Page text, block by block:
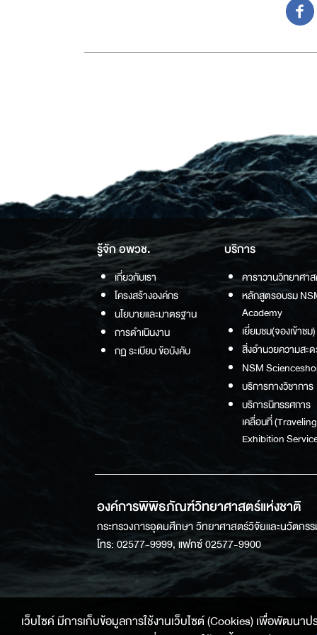
รู้จัก อพวช.
เกี่ยวกับเรา
โครงสร้างองค์กร
นโยบายและมาตรฐาน
การดำเนินงาน
กฏ ระเบียบ ข้อบังคับ
บริการ
คาราวานวิทยาศา
หลักสูตรอบรม
Academy
เยี่ยมชม(จองเข้าชม)
สิ่งอำนวยความสะ
NSM
บริการทางวิชาการ
บริการนิทรรศการ
เคลื่อนที่ (Traveling
Exhibition
องค์การพิพิธภัณฑ์วิทยาศาสตร์แห่งชาติ
กระทรวงการอุดมศึกษา วิทยาศาสตร์วิจัยและนวัตก
โทร: 02577-9999, แฟกซ์ 02577-9900
เว็บไซค์ มีการเก็บข้อมูลการใช้งานเว็บไซต์ (Cookies) เพื่อพัฒน